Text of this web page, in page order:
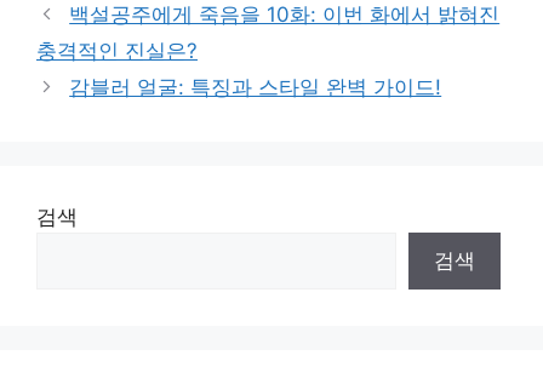
백설공주에게 죽음을 10화: 이번 화에서 밝혀진
충격적인 진실은?
감블러 얼굴: 특징과 스타일 완벽 가이드!
검색
검색